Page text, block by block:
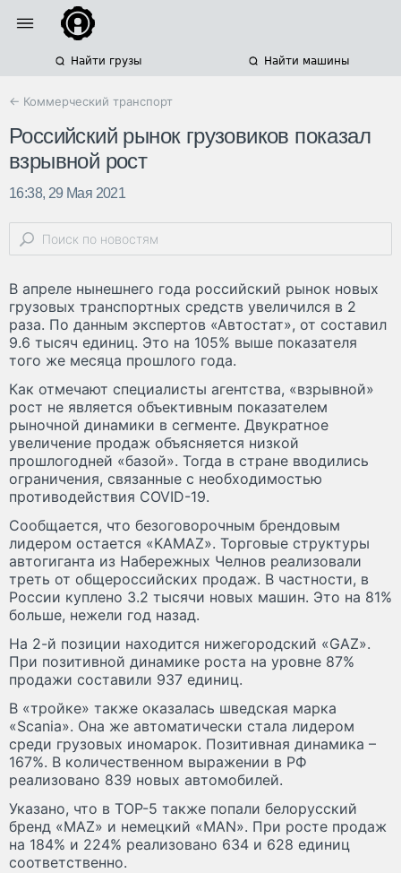
Найти грузы Найти машины
← Коммерческий транспорт
Российский рынок грузовиков показал
взрывной рост
16:38, 29 Мая 2021
В апреле нынешнего года российский рынок новых
грузовых транспортных средств увеличился в 2
раза. По данным экспертов «Автостат», от составил
9.6 тысяч единиц. Это на 105% выше показателя
того же месяца прошлого года.
Как отмечают специалисты агентства, «взрывной»
рост не является объективным показателем
рыночной динамики в сегменте. Двукратное
увеличение продаж объясняется низкой
прошлогодней «базой». Тогда в стране вводились
ограничения, связанные с необходимостью
противодействия COVID-19.
Сообщается, что безоговорочным брендовым
лидером остается «KAMAZ». Торговые структуры
автогиганта из Набережных Челнов реализовали
треть от общероссийских продаж. В частности, в
России куплено 3.2 тысячи новых машин. Это на 81%
больше, нежели год назад.
На 2-й позиции находится нижегородский «GAZ».
При позитивной динамике роста на уровне 87%
продажи составили 937 единиц.
В «тройке» также оказалась шведская марка
«Scania». Она же автоматически стала лидером
среди грузовых иномарок. Позитивная динамика –
167%. В количественном выражении в РФ
реализовано 839 новых автомобилей.
Указано, что в ТОР-5 также попали белорусский
бренд «MAZ» и немецкий «MAN». При росте продаж
на 184% и 224% реализовано 634 и 628 единиц
соответственно.